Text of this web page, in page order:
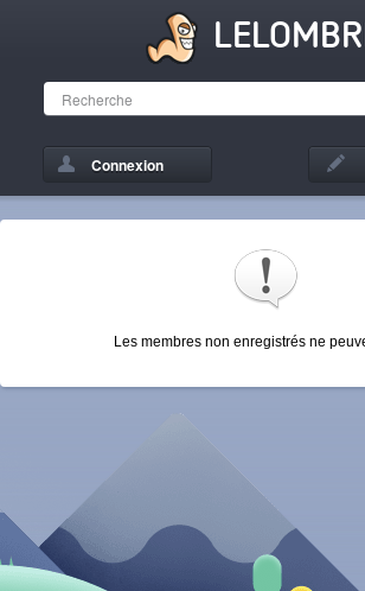
Connexion
Les membres non enregistrés ne